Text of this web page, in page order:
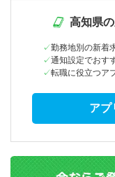
高知県
勤務地別の新着
通知設定でおす
転職に役立つア
アプ